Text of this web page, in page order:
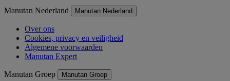
Manutan Nederland Manutan Nederland
Over ons
Cookies, privacy en veiligheid
Algemene voorwaarden
Manutan Expert
Manutan Groep Manutan Groep